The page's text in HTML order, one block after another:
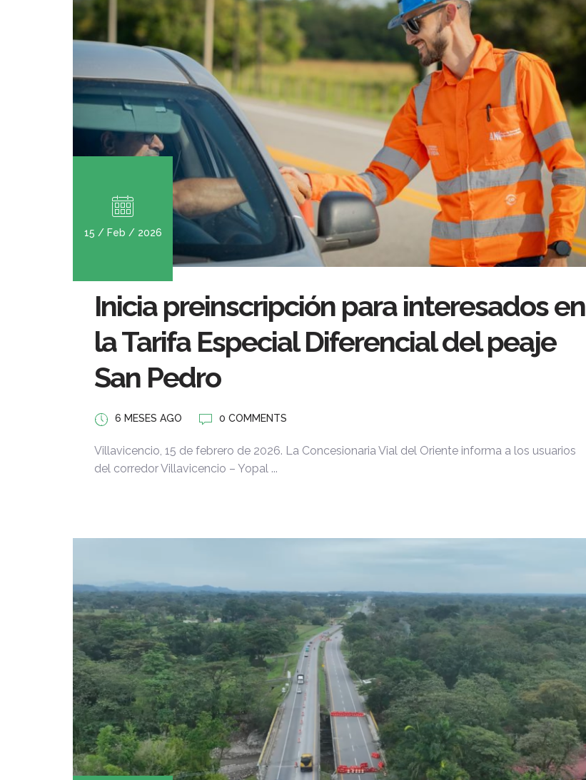
15 / Feb / 2026
Inicia preinscripción para interesados en
la Tarifa Especial Diferencial del peaje
San Pedro
6 MESES AGO 0 COMMENTS
Villavicencio, 15 de febrero de 2026. La Concesionaria Vial del Oriente informa a los usuarios
del corredor Villavicencio – Yopal ...